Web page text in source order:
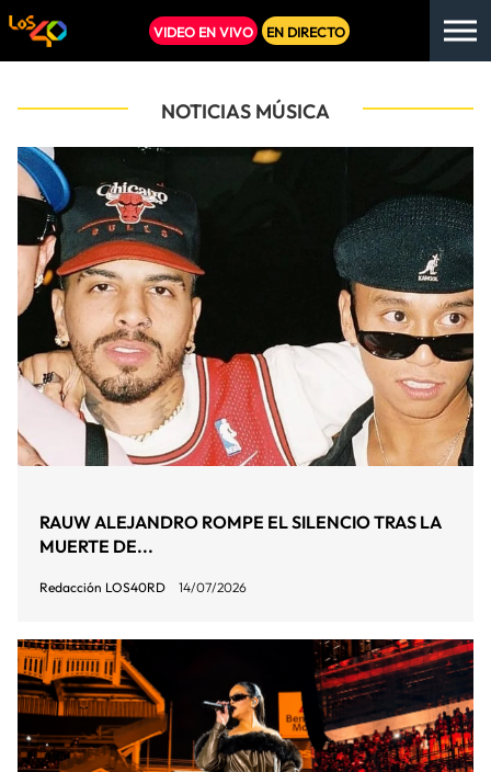
VIDEO EN VIVO EN DIRECTO
NOTICIAS MÚSICA
RAUW ALEJANDRO ROMPE EL SILENCIO TRAS LA
MUERTE DE...
Redacción LOS40RD 14/07/2026